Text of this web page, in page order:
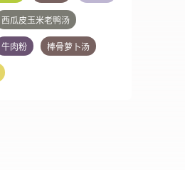
西瓜皮玉米老鸭汤
牛肉粉 棒骨萝卜汤